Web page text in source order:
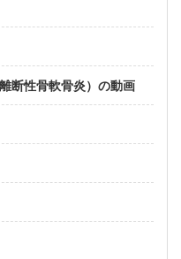
断性骨軟骨炎）の動画